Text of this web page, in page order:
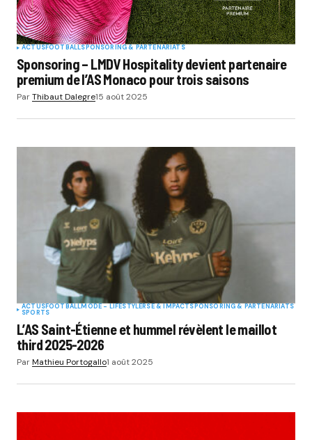
ACTUSFOOTBALLSPONSORING & PARTENARIATS
Sponsoring – LMDV Hospitality devient partenaire
premium de l’AS Monaco pour trois saisons
ParThibaut Dalegre15 août 2025
ACTUSFOOTBALLMODE - LIFESTYLERSE & IMPACTSPONSORING & PARTENARIATS
SPORTS
L’AS Saint-Étienne et hummel révèlent le maillot
third 2025-2026
ParMathieu Portogallo1 août 2025